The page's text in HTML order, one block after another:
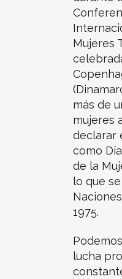
Mujeres
más de
mujeres
declarar
como
de la
lo que
1975.
lucha